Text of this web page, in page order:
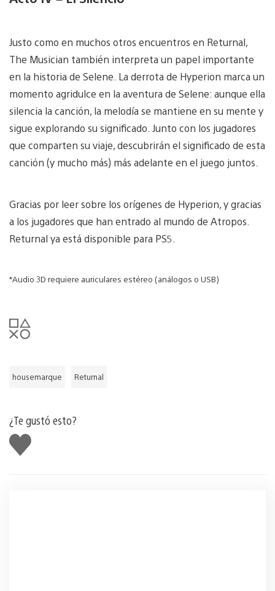
Justo como en muchos otros encuentros en Returnal,
The Musician también interpreta un papel importante
en la historia de Selene. La derrota de Hyperion marca un
momento agridulce en la aventura de Selene: aunque ella
silencia la canción, la melodía se mantiene en su mente y
sigue explorando su significado. Junto con los jugadores
que comparten su viaje, descubrirán el significado de esta
canción (y mucho más) más adelante en el juego juntos.
Gracias por leer sobre los orígenes de Hyperion, y gracias
a los jugadores que han entrado al mundo de Atropos.
Returnal ya está disponible para PS5.
*Audio 3D requiere auriculares estéreo (análogos o USB)
housemarque Returnal
¿Te gustó esto?
Me
gusta